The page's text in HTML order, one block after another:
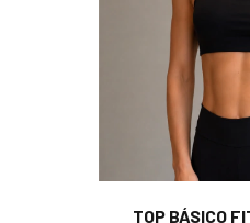
TOP BÁSICO